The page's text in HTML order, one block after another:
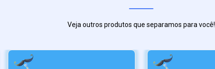
Veja outros produtos que separamos para você!